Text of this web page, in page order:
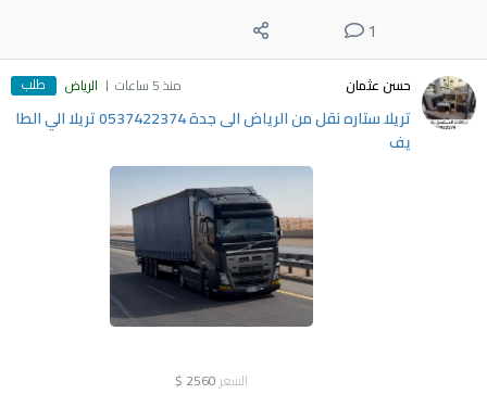
1
حسن عثمان منذ 5 ساعات الرياض طلب
تريلا ستاره نقل من الرياض الى جدة 0537422374 تريلا الي الطا
يف
السعر 2560
$